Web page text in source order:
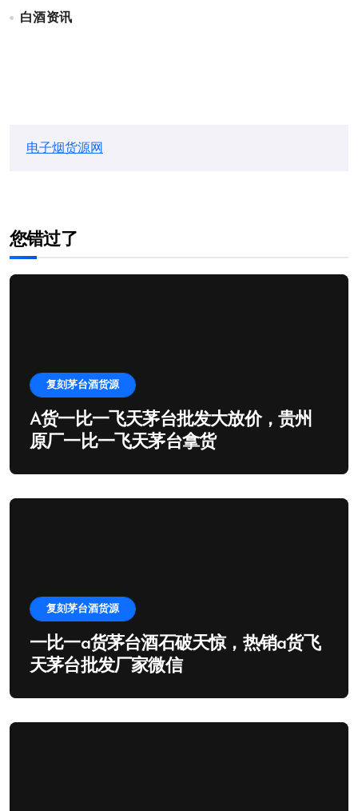
白酒资讯
电子烟货源网
您错过了
复刻茅台酒货源
A货一比一飞天茅台批发大放价，贵州
原厂一比一飞天茅台拿货
复刻茅台酒货源
一比一a货茅台酒石破天惊，热销a货飞
天茅台批发厂家微信